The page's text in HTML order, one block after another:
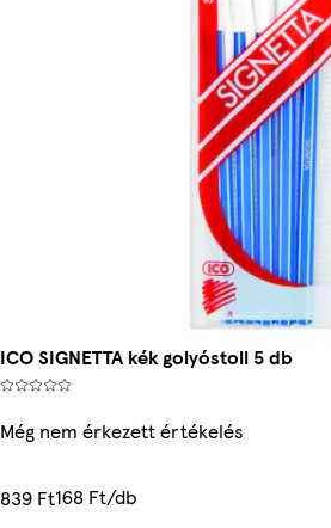
ICO SIGNETTA kék golyóstoll 5 db
Még nem érkezett értékelés
839 Ft168 Ft/db